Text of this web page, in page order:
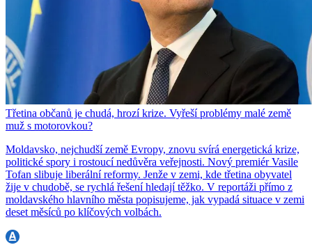
Třetina občanů je chudá, hrozí krize. Vyřeší problémy malé země
muž s motorovkou?
Moldavsko, nejchudší země Evropy, znovu svírá energetická krize,
politické spory i rostoucí nedůvěra veřejnosti. Nový premiér Vasile
Tofan slibuje liberální reformy. Jenže v zemi, kde třetina obyvatel
žije v chudobě, se rychlá řešení hledají těžko. V reportáži přímo z
moldavského hlavního města popisujeme, jak vypadá situace v zemi
deset měsíců po klíčových volbách.